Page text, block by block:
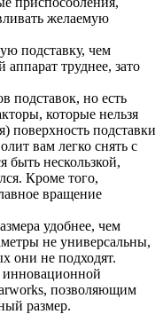
желаемую
подставку, чем
труднее, зато
подставок, но есть
которые нельзя
поверхность подставки
вам легко снять с
быть нескользкой,
Кроме того,
вращение
удобнее, чем
не универсальны,
они не подходят.
позволяющим
размер.